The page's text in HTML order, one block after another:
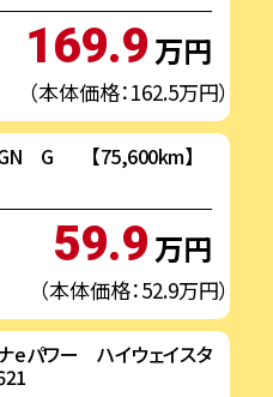
169.9万円
（本体価格：162.5万円）
G 【75,600km】
59.9万円
（本体価格：52.9万円）
パワー ハイウェイスタ